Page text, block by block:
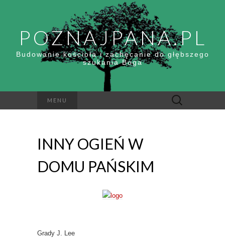
POZNAJPANA.PL
Budowanie kościoła i zachęcanie do głębszego
szukania Boga
MENU Szukaj:
INNY OGIEŃ W
DOMU PAŃSKIM
Grady J. Lee